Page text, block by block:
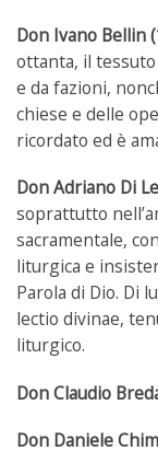
Don Ivano Bellin
ottanta, il
e da fazioni,
chiese e delle
ricordato ed è
Don Adriano Di
soprattutto
sacramentale,
liturgica e
Parola di Dio. Di
lectio divinae,
liturgico.
Don Claudio
Don Daniele